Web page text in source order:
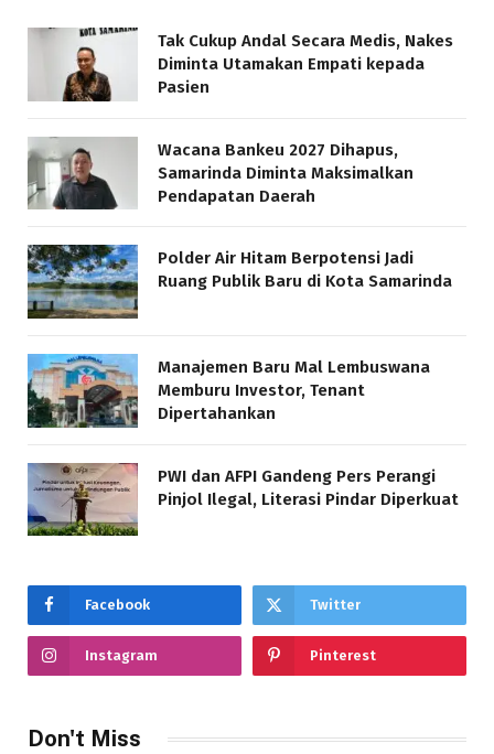
Tak Cukup Andal Secara Medis, Nakes
Diminta Utamakan Empati kepada
Pasien
Wacana Bankeu 2027 Dihapus,
Samarinda Diminta Maksimalkan
Pendapatan Daerah
Polder Air Hitam Berpotensi Jadi
Ruang Publik Baru di Kota Samarinda
Manajemen Baru Mal Lembuswana
Memburu Investor, Tenant
Dipertahankan
PWI dan AFPI Gandeng Pers Perangi
Pinjol Ilegal, Literasi Pindar Diperkuat
Facebook Twitter
Instagram Pinterest
Don't Miss